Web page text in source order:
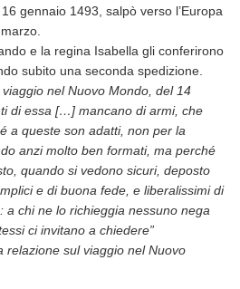
gennaio 1493, salpò verso l’Europa
e la regina Isabella gli conferirono
subito una seconda spedizione.
nel Nuovo Mondo, del 14
di essa […] mancano di armi, che
a queste son adatti, non per la
anzi molto ben formati, ma perché
quando si vedono sicuri, deposto
e di buona fede, e liberalissimi di
a chi ne lo richieggia nessuno nega
ci invitano a chiedere”
relazione sul viaggio nel Nuovo